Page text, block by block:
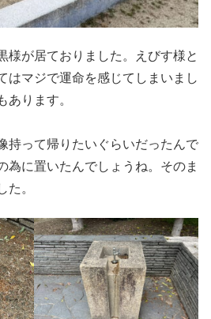
様が居ておりました。えびす様と
はマジで運命を感じてしまいまし
あります。
持って帰りたいぐらいだったんで
為に置いたんでしょうね。そのま
た。